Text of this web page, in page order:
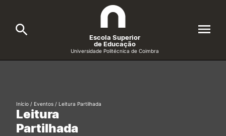
Cursos
Candidatos
Escola Superior
de Educação
Universidade Politécnica de Coimbra
Formative Offer
Leitura
Partilhada
Início / Eventos / Leitura Partilhada